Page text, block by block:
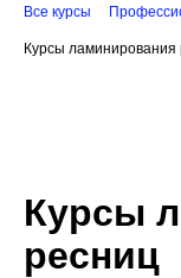
Все курсы
Курсы ламинирования
Курсы
ресниц